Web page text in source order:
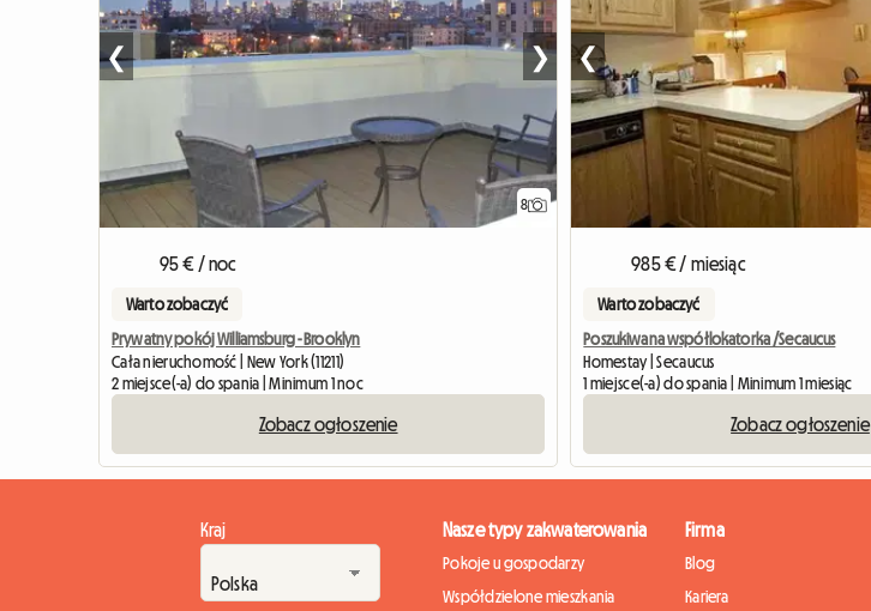
8
❮ ❯
95 € / noc
Warto zobaczyć
Prywatny pokój Williamsburg - Brooklyn
Cała nieruchomość | New York (11211)
2 miejsce(-a) do spania | Minimum 1 noc
Zobacz ogłoszenie
❮
985 € / miesiąc
Warto zobaczyć
Poszukiwana współlokatorka /Secaucus
Homestay | Secaucus
1 miejsce(-a) do spania | Minimum 1 miesiąc
Zobacz ogłoszenie
Kraj Nasze typy zakwaterowania
Pokoje u gospodarzy
Współdzielone mieszkania
Firma
Blog
Kariera